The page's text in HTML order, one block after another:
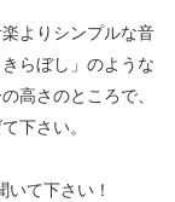
よりシンプルな音
らぼし」のような
高さのところで、
下さい。
て下さい！